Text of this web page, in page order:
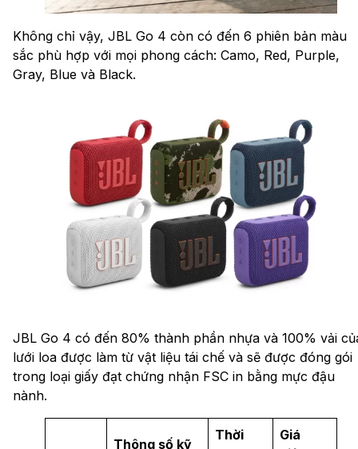
Không chỉ vậy, JBL Go 4 còn có đến 6 phiên bản màu
sắc phù hợp với mọi phong cách: Camo, Red, Purple,
Gray, Blue và Black.
JBL Go 4 có đến 80% thành phần nhựa và 100% vải
lưới loa được làm từ vật liệu tái chế và sẽ được đóng gói
trong loại giấy đạt chứng nhận FSC in bằng mực đậu
nành.
Thông số kỹ
Thời
Giá